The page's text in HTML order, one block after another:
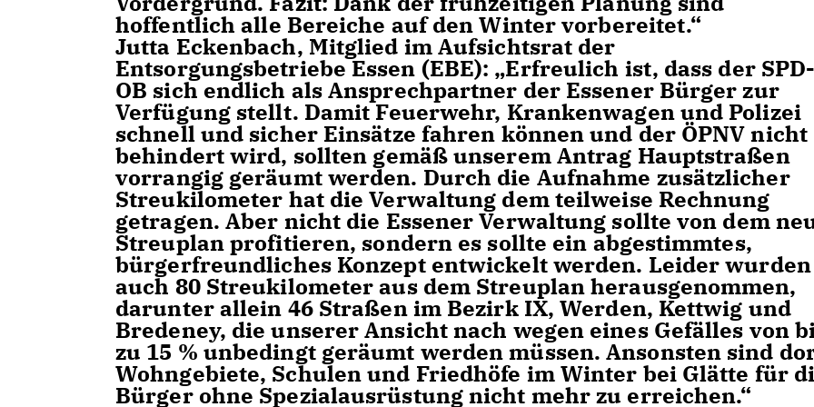
hoffentlich alle Bereiche auf den Winter vorbereitet.“
Jutta Eckenbach, Mitglied im Aufsichtsrat der
Entsorgungsbetriebe Essen (EBE): „Erfreulich ist, dass der SPD-
OB sich endlich als Ansprechpartner der Essener Bürger zur
Verfügung stellt. Damit Feuerwehr, Krankenwagen und Polizei
schnell und sicher Einsätze fahren können und der ÖPNV nicht
behindert wird, sollten gemäß unserem Antrag Hauptstraßen
vorrangig geräumt werden. Durch die Aufnahme zusätzlicher
Streukilometer hat die Verwaltung dem teilweise Rechnung
getragen. Aber nicht die Essener Verwaltung sollte von dem
Streuplan profitieren, sondern es sollte ein abgestimmtes,
bürgerfreundliches Konzept entwickelt werden. Leider wurden
auch 80 Streukilometer aus dem Streuplan herausgenommen,
darunter allein 46 Straßen im Bezirk IX, Werden, Kettwig und
Bredeney, die unserer Ansicht nach wegen eines Gefälles von
zu 15 % unbedingt geräumt werden müssen. Ansonsten sind
Wohngebiete, Schulen und Friedhöfe im Winter bei Glätte für
Bürger ohne Spezialausrüstung nicht mehr zu erreichen.“